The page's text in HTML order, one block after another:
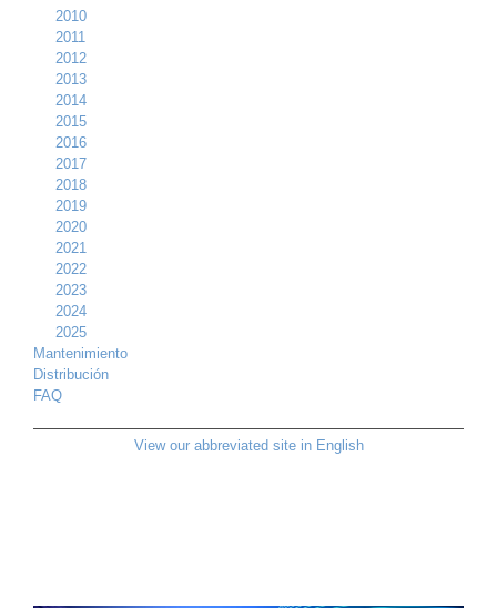
2010
2011
2012
2013
2014
2015
2016
2017
2018
2019
2020
2021
2022
2023
2024
2025
Mantenimiento
Distribución
FAQ
View our abbreviated site in English